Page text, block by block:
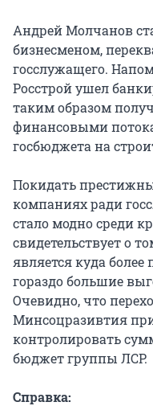
Андрей Молчанов
бизнесменом,
госслужащего.
Росстрой ушел
таким образом
финансовыми
госбюджета на
Покидать
компаниях ради
стало модно среди
свидетельствует о
является куда
гораздо большие
Очевидно, что
Минсоцразивтия
контролировать
бюджет группы ЛСР.
Справка: